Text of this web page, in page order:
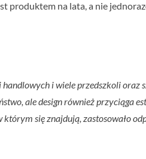
produktem na lata, a nie
i wiele przedszkoli
ale design również przyciąga
się znajdują, zastosowało